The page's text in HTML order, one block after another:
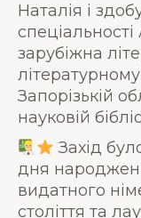
Наталія і
зарубіжна
Запорізькій
науковій
Захід
дня
видатного
століття та